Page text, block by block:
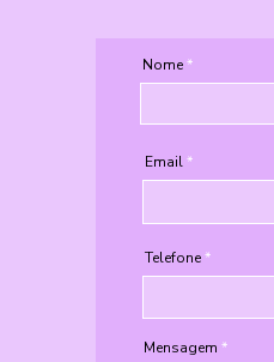
Nome
Email
Telefone
Mensagem